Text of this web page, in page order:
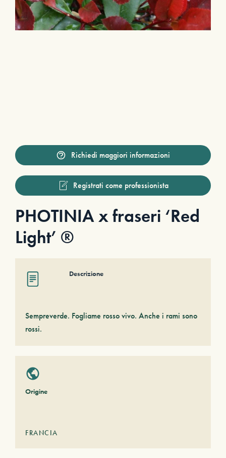
Richiedi maggiori informazioni
Registrati come professionista
PHOTINIA x fraseri ‘Red
Light’ ®
Descrizione
Sempreverde. Fogliame rosso vivo. Anche i rami sono
rossi.
Origine
FRANCIA